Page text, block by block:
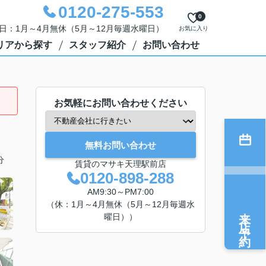
0120-275-553
1月～4月無休（5月～12月毎週水曜日） お気に入り
0
アから探す スタッフ紹介 お問い合わせ
お気軽にお問い合わせください
無料お問い合わせ
賃貸のマサキ天理駅前店
0120-898-288
AM9:30～PM7:00
（休：1月～4月無休（5月～12月毎週水
曜日））
来店予約